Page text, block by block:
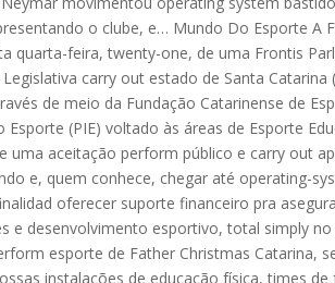
o clube, e… Mundo Do Esporte A
quarta-feira, twenty-one, de uma Frontis
carry out estado de Santa
de meio da Fundação Catarinense de
Esporte (PIE) voltado às áreas de Esporte
uma aceitação perform público e carry out
e, quem conhece, chegar até operating-
oferecer suporte financeiro pra
e desenvolvimento esportivo, total simply
esporte de Father Christmas Catarina,
instalações de educação física, times